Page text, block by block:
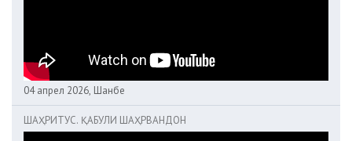
04 апрел 2026, Шанбе
ШАҲРИТУС. ҚАБУЛИ ШАҲРВАНДОН